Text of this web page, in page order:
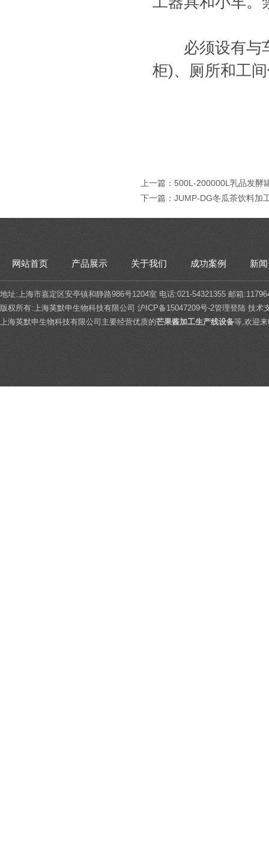
必须设有与车
柜)、厕所和工
上一篇： 500L-200000L乳品发酵
下一篇： JUMP-DG冬瓜茶饮料加
网站首页 产品展示 关于我们 成功案例 新
地址:上海市嘉定区安亭镇和静路986号1204室 电话:021-54321355 邮箱
版权所有:上海英默申生物科技有限公司 沪ICP备15047209号-2管理登陆 技术
上海英默申生物科技有限公司主要经营优质的芒果酱加工生产线设备等,欢迎